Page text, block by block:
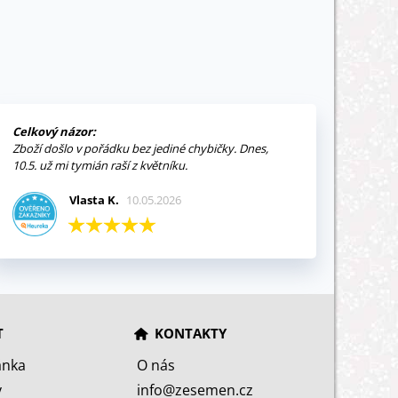
Celkový názor:
Zboží došlo v pořádku bez jediné chybičky. Dnes,
10.5. už mi tymián raší z květníku.
Vlasta K. 10.05.2026
KONTAKTY
O nás
info@zesemen.cz